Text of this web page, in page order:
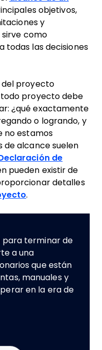
objetivos,
y
sirve como
todas las decisiones
del proyecto
proyecto debe
¿qué exactamente
o logrando, y
no estamos
de alcance suelen
de
pueden existir de
detalles
.
para terminar de
a una
que están
manuales y
en la era de